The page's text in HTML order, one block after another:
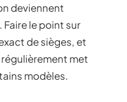
deviennent
le point sur
de sièges, et
met
modèles.